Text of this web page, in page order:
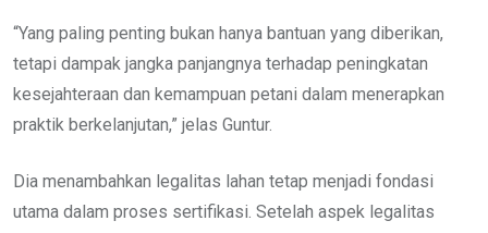
“Yang paling penting bukan hanya bantuan yang diberikan,
tetapi dampak jangka panjangnya terhadap peningkatan
kesejahteraan dan kemampuan petani dalam menerapkan
praktik berkelanjutan,” jelas Guntur.
Dia menambahkan legalitas lahan tetap menjadi fondasi
utama dalam proses sertifikasi. Setelah aspek legalitas